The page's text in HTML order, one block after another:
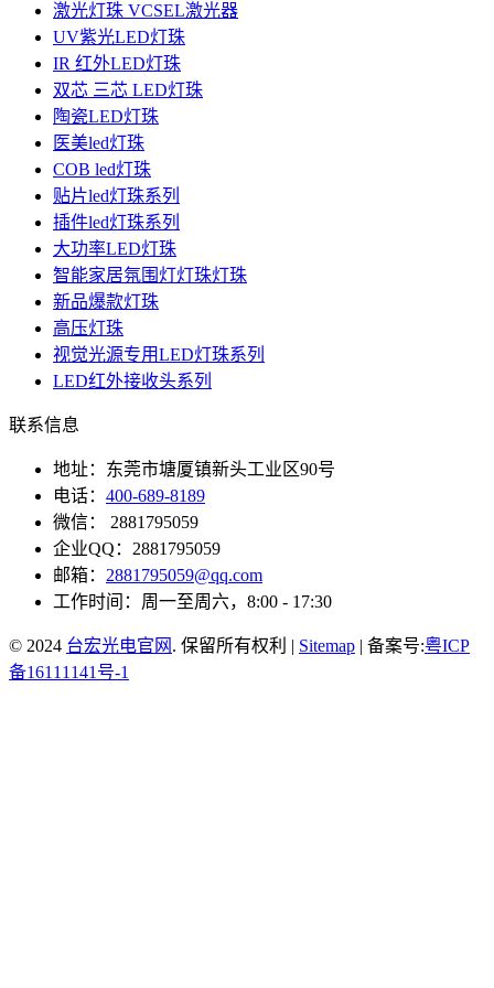
激光灯珠 VCSEL激光器
UV紫光LED灯珠
IR 红外LED灯珠
双芯 三芯 LED灯珠
陶瓷LED灯珠
医美led灯珠
COB led灯珠
贴片led灯珠系列
插件led灯珠系列
大功率LED灯珠
智能家居氛围灯灯珠灯珠
新品爆款灯珠
高压灯珠
视觉光源专用LED灯珠系列
LED红外接收头系列
联系信息
地址：东莞市塘厦镇新头工业区90号
电话： 400-689-8189
微信： 2881795059
企业QQ：2881795059
邮箱： 2881795059@qq.com
工作时间：周一至周六，8:00 - 17:30
© 2024 台宏光电官网 . 保留所有权利 | Sitemap | 备案号:粤ICP
备16111141号-1